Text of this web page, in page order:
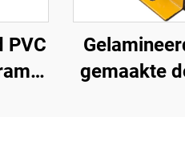
PVC
gemaakte